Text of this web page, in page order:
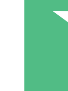
Payez à